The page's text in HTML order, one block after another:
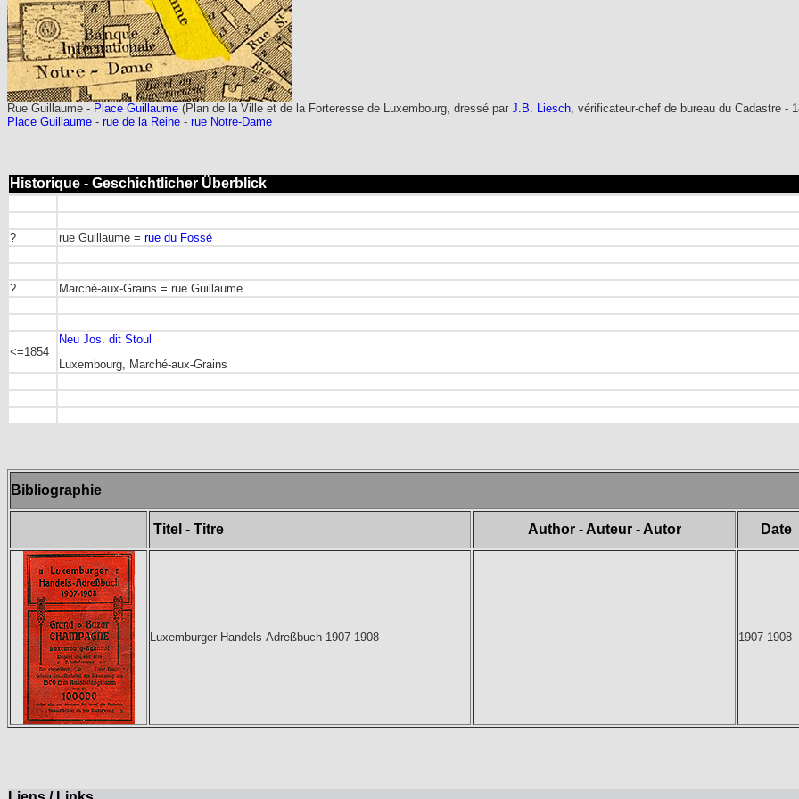
Rue Guillaume - Place Guillaume (Plan de la Ville et de la Forteresse de Luxembourg, dressé par J.B. Liesch, vérificateur-chef de bureau du Cadastre -
Place Guillaume - rue de la Reine - rue Notre-Dame
Historique - Geschichtlicher Überblick
? rue Guillaume = rue du Fossé
? Marché-aux-Grains = rue Guillaume
<=1854
Neu Jos. dit Stoul
Luxembourg, Marché-aux-Grains
Bibliographie
Titel - Titre Author - Auteur - Autor Date
Luxemburger Handels-Adreßbuch 1907-1908 1907-1908